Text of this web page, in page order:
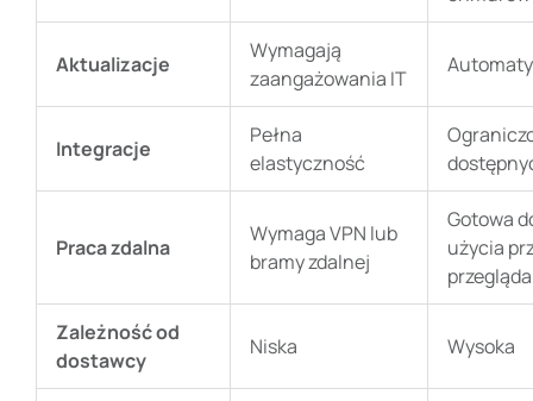
Aktualizacje
Wymagają
zaangażowania IT
Integracje
Pełna
elastyczność
Praca zdalna
Wymaga VPN lub
bramy zdalnej
Gotowa
użycia
Zależność od
dostawcy
Niska Wysoka